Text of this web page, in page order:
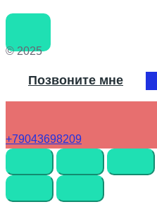
© 2025
Позвоните мне
+79043698209